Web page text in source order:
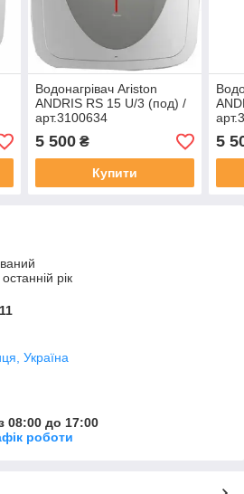
Водонагрівач Ariston
ANDRIS RS 15 U/3 (под) /
арт.3100634
5 500₴
Купити
5
рік
Україна
08:00 до 17:00
роботи